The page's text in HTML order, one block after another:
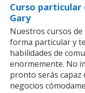
Curso particular
Gary
Nuestros cursos de
forma particular y
habilidades de
enormemente. No
pronto serás capaz
negocios